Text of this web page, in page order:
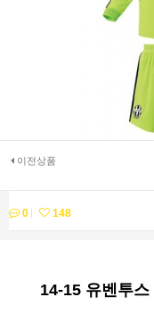
이전상품
0 148
14-15 유벤투스